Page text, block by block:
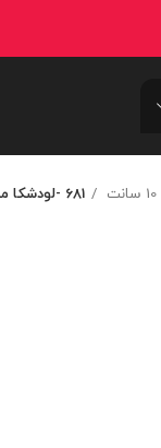
681 -لودشکا میولژدار681